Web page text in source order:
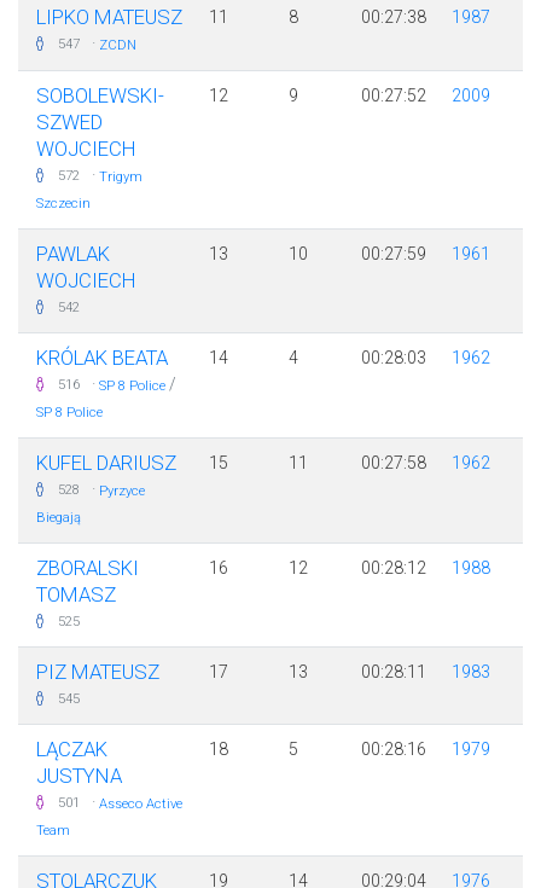
LIPKO MATEUSZ
547 · ZCDN
11 8 00:27:38 1987
SOBOLEWSKI-
SZWED
WOJCIECH
572 · Trigym
Szczecin
12 9 00:27:52 2009
PAWLAK
WOJCIECH
542
13 10 00:27:59 1961
KRÓLAK BEATA
516 · SP 8 Police /
SP 8 Police
14 4 00:28:03 1962
KUFEL DARIUSZ
528 · Pyrzyce
Biegają
15 11 00:27:58 1962
ZBORALSKI
TOMASZ
525
16 12 00:28:12 1988
PIZ MATEUSZ
545
17 13 00:28:11 1983
LĄCZAK
JUSTYNA
501 · Asseco Active
Team
18 5 00:28:16 1979
STOLARCZUK 19 14 00:29:04 1976